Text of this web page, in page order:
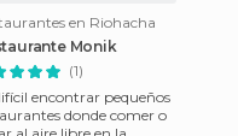
en Riohacha
Monik
(1)
encontrar pequeños
donde comer o